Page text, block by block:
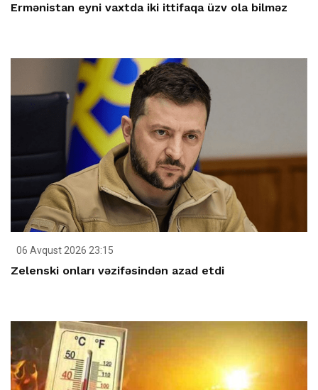
Ermənistan eyni vaxtda iki ittifaqa üzv ola bilməz
06 Avqust 2026 23:15
Zelenski onları vəzifəsindən azad etdi